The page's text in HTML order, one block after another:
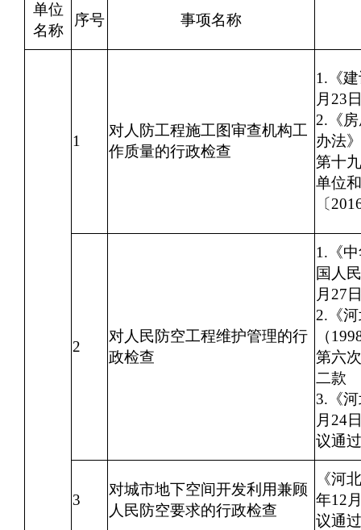
单位
名称
序号 事项名称
1
对人防工程施工图审查机构工
作质量的行政检查
1.《
月23
2.《
办法
第
单位
〔
2
对人民防空工程维护管理的行
政检查
1.《
国人
月27
2.《
（
第六
二款
3.《
月24
议通
3
对城市地下空间开发利用兼顾
人民防空要求的行政检查
《河
年12
议通